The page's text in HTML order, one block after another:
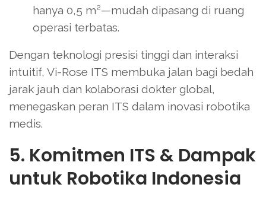
hanya 0,5 m²—mudah dipasang di ruang
operasi terbatas.
Dengan teknologi presisi tinggi dan interaksi
intuitif, Vi-Rose ITS membuka jalan bagi bedah
jarak jauh dan kolaborasi dokter global,
menegaskan peran ITS dalam inovasi robotika
medis.
5. Komitmen ITS & Dampak
untuk Robotika Indonesia